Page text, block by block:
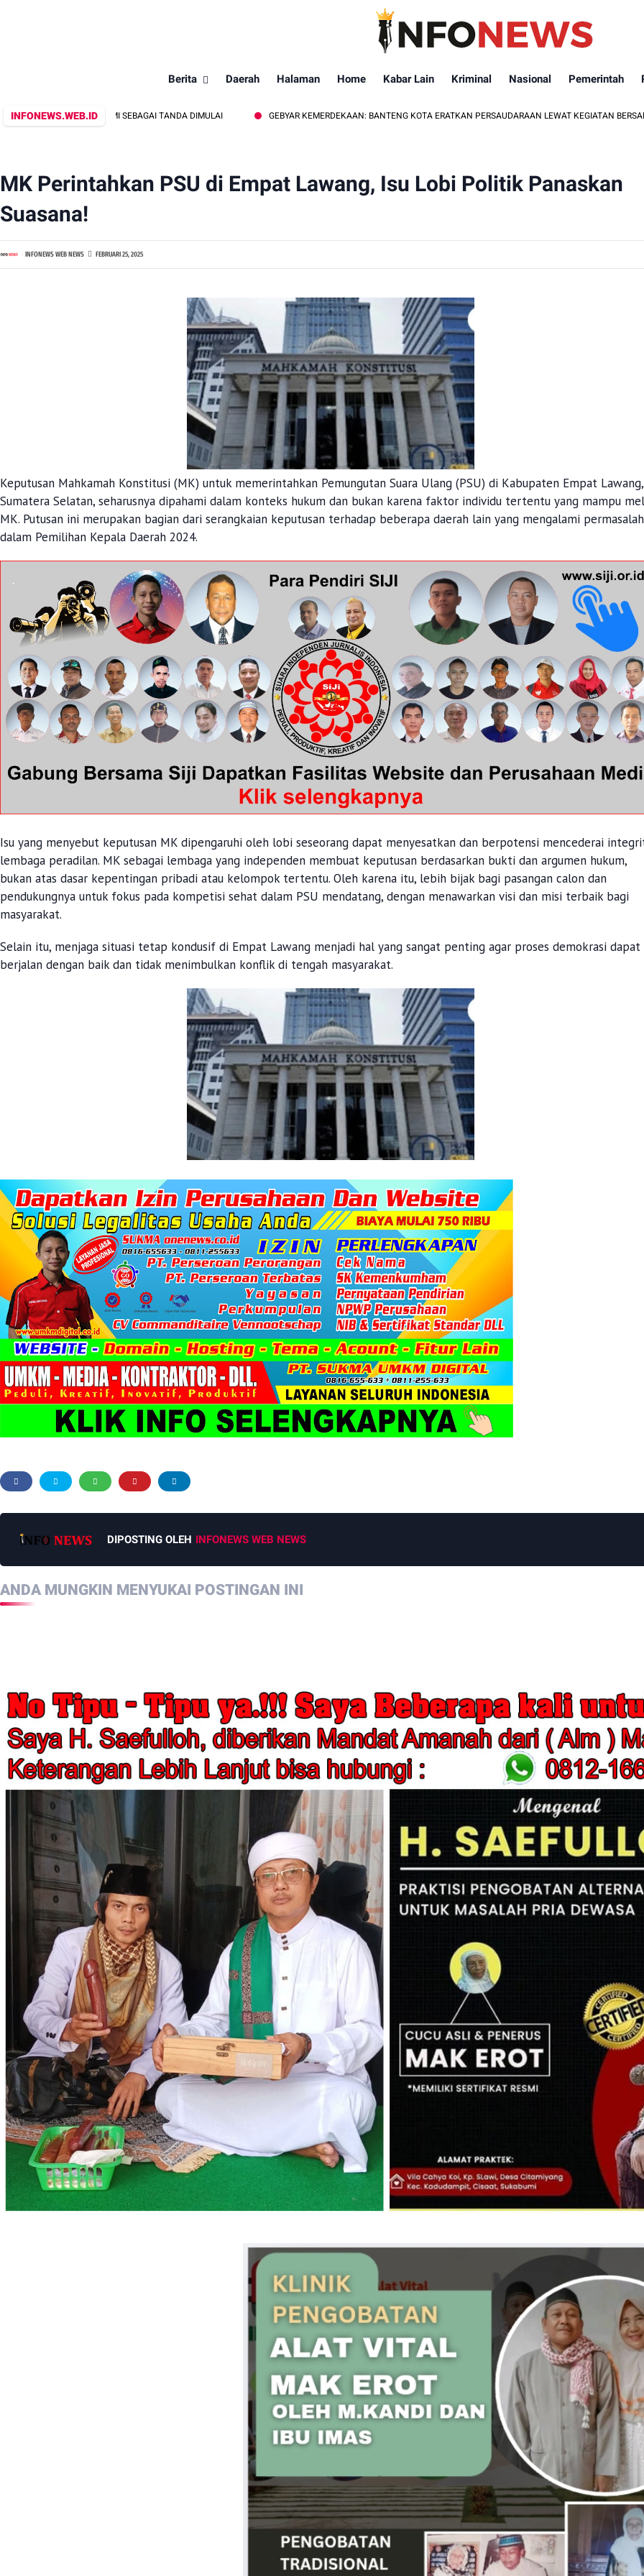
Berita Daerah Halaman Home Kabar Lain Kriminal Nasional Pemerintah
INFONEWS.WEB.ID
SUKABUMI SEBAGAI TANDA DIMULAI GEBYAR KEMERDEKAAN: BANTENG KOTA ERATKAN PERSAUDARAAN LEWAT KEGIATAN BERSAMA WARGA
MK Perintahkan PSU di Empat Lawang, Isu Lobi Politik Panaskan
Suasana!
INFONEWS WEB NEWS FEBRUARI 25, 2025
Keputusan Mahkamah Konstitusi (MK) untuk memerintahkan Pemungutan Suara Ulang (PSU) di Kabupaten Empat Lawang,
Sumatera Selatan, seharusnya dipahami dalam konteks hukum dan bukan karena faktor individu tertentu yang mampu
MK. Putusan ini merupakan bagian dari serangkaian keputusan terhadap beberapa daerah lain yang mengalami
dalam Pemilihan Kepala Daerah 2024.
Isu yang menyebut keputusan MK dipengaruhi oleh lobi seseorang dapat menyesatkan dan berpotensi mencederai
lembaga peradilan. MK sebagai lembaga yang independen membuat keputusan berdasarkan bukti dan argumen hukum,
bukan atas dasar kepentingan pribadi atau kelompok tertentu. Oleh karena itu, lebih bijak bagi pasangan calon dan
pendukungnya untuk fokus pada kompetisi sehat dalam PSU mendatang, dengan menawarkan visi dan misi terbaik bagi
masyarakat.
Selain itu, menjaga situasi tetap kondusif di Empat Lawang menjadi hal yang sangat penting agar proses demokrasi dapat
berjalan dengan baik dan tidak menimbulkan konflik di tengah masyarakat.
DIPOSTING OLEH INFONEWS WEB NEWS
ANDA MUNGKIN MENYUKAI POSTINGAN INI